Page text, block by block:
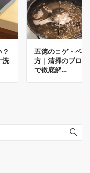
洗
五徳のコゲ・ベ
方｜清掃のプロ
で徹底解…